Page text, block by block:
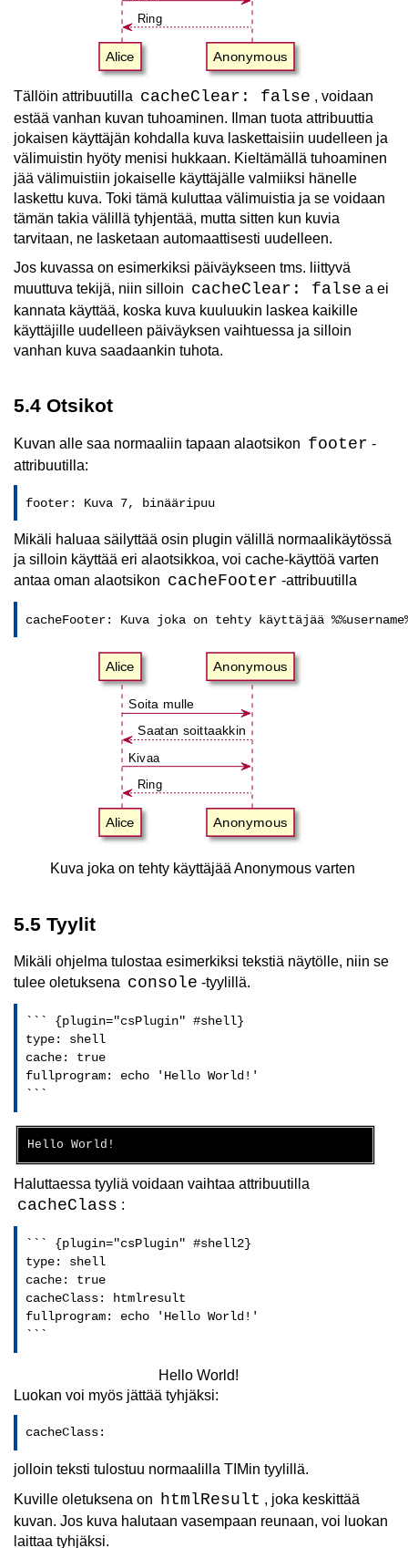
Alice Anonymous
Ring
Tällöin attribuutilla cacheClear: false , voidaan
estää vanhan kuvan tuhoaminen. Ilman tuota attribuuttia
jokaisen käyttäjän kohdalla kuva laskettaisiin uudelleen ja
välimuistin hyöty menisi hukkaan. Kieltämällä tuhoaminen
jää välimuistiin jokaiselle käyttäjälle valmiiksi hänelle
laskettu kuva. Toki tämä kuluttaa välimuistia ja se voidaan
tämän takia välillä tyhjentää, mutta sitten kun kuvia
tarvitaan, ne lasketaan automaattisesti uudelleen.
Jos kuvassa on esimerkiksi päiväykseen tms. liittyvä
muuttuva tekijä, niin silloin cacheClear: false a ei
kannata käyttää, koska kuva kuuluukin laskea kaikille
käyttäjille uudelleen päiväyksen vaihtuessa ja silloin
vanhan kuva saadaankin tuhota.
5.4 Otsikot
Kuvan alle saa normaaliin tapaan alaotsikon footer -
attribuutilla:
footer: Kuva 7, binääripuu
Mikäli haluaa säilyttää osin plugin välillä normaalikäytössä
ja silloin käyttää eri alaotsikkoa, voi cache-käyttöä varten
antaa oman alaotsikon cacheFooter -attribuutilla
cacheFooter: Kuva joka on tehty käyttäjää
Alice
Alice
Anonymous
Anonymous
Soita mulle
Saatan soittaakkin
Kivaa
Ring
Kuva joka on tehty käyttäjää Anonymous varten
5.5 Tyylit
Mikäli ohjelma tulostaa esimerkiksi tekstiä näytölle, niin se
tulee oletuksena console -tyylillä.
``` {plugin="csPlugin" #shell}
type: shell
cache: true
fullprogram: echo 'Hello World!'
```
Haluttaessa tyyliä voidaan vaihtaa attribuutilla
cacheClass :
``` {plugin="csPlugin" #shell2}
type: shell
cache: true
cacheClass: htmlresult
fullprogram: echo 'Hello World!'
```
Hello World!
Luokan voi myös jättää tyhjäksi:
cacheClass:
jolloin teksti tulostuu normaalilla TIMin tyylillä.
Kuville oletuksena on
htmlResult , joka keskittää
kuvan. Jos kuva halutaan vasempaan reunaan, voi luokan
laittaa tyhjäksi.